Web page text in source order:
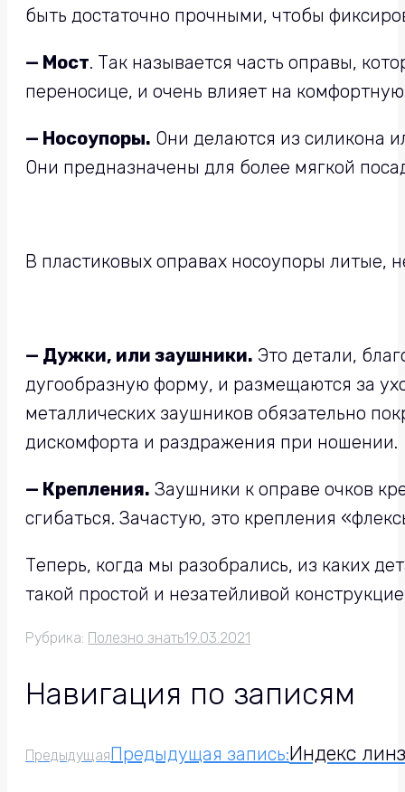
быть достаточно прочными, чтобы
— Мост. Так называется часть оправы,
переносице, и очень влияет на
— Носоупоры. Они делаются из силикона
Они предназначены для более мягкой
В пластиковых оправах носоупоры литые,
— Дужки, или заушники. Это детали,
дугообразную форму, и размещаются за
металлических заушников обязательно
дискомфорта и раздражения при ношении.
— Крепления. Заушники к оправе очков
сгибаться. Зачастую, это крепления
Теперь, когда мы разобрались, из каких
такой простой и незатейливой
Рубрика: Полезно знать19.03.2021
Навигация по записям
ПредыдущаяПредыдущая запись:Индекс